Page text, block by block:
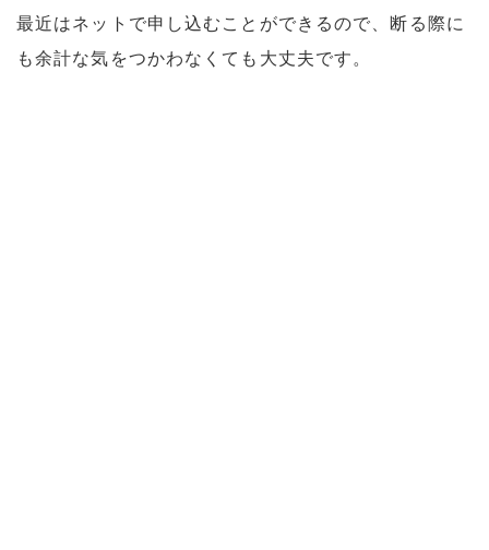
最近はネットで申し込むことができるので、断る際に
も余計な気をつかわなくても大丈夫です。